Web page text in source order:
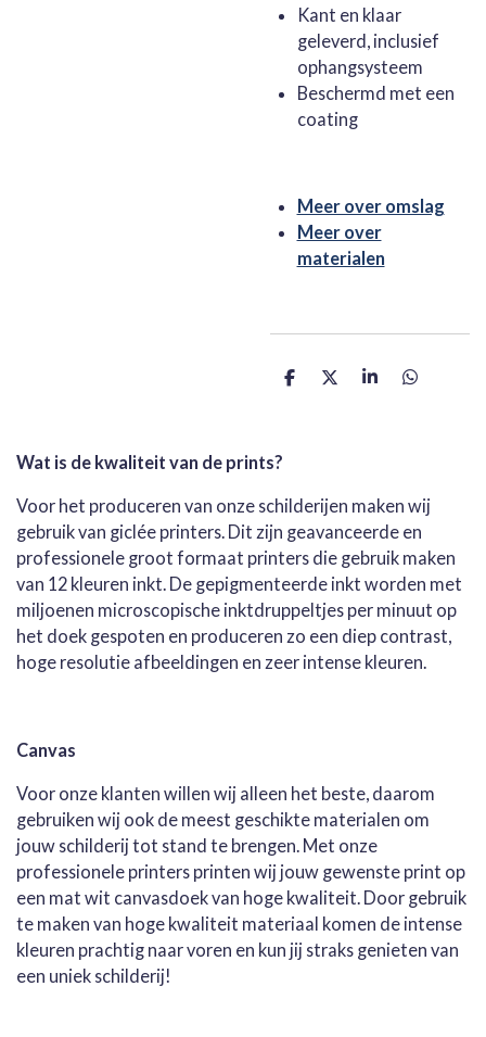
Kant en klaar
geleverd, inclusief
ophangsysteem
Beschermd met een
coating
Meer over omslag
Meer over
materialen
D
D
S
D
Wat is de kwaliteit van de prints?
Voor het produceren van onze schilderijen maken wij
gebruik van giclée printers. Dit zijn geavanceerde en
professionele groot formaat printers die gebruik maken
van 12 kleuren inkt. De gepigmenteerde inkt worden met
miljoenen microscopische inktdruppeltjes per minuut op
het doek gespoten en produceren zo een diep contrast,
hoge resolutie afbeeldingen en zeer intense kleuren.
Canvas
Voor onze klanten willen wij alleen het beste, daarom
gebruiken wij ook de meest geschikte materialen om
jouw schilderij tot stand te brengen. Met onze
professionele printers printen wij jouw gewenste print op
een mat wit canvasdoek van hoge kwaliteit. Door gebruik
te maken van hoge kwaliteit materiaal komen de intense
kleuren prachtig naar voren en kun jij straks genieten van
een uniek schilderij!